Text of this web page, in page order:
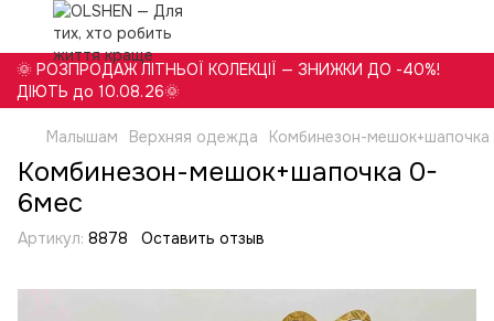
🌞 РОЗПРОДАЖ ЛІТНЬОЇ КОЛЕКЦІЇ — ЗНИЖКИ ДО -40%!
ДІЮТЬ до 10.08.26🌞
Малышам Верхняя одежда Комбинезон-
Комбинезон-мешок+шапочка 0-
6мес
Артикул: 8878 Оставить отзыв